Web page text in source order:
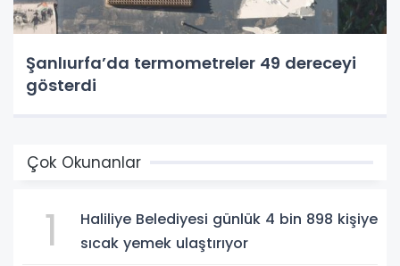
Şanlıurfa’da termometreler 49 dereceyi
gösterdi
Çok Okunanlar
1
Haliliye Belediyesi günlük 4 bin 898 kişiye
sıcak yemek ulaştırıyor